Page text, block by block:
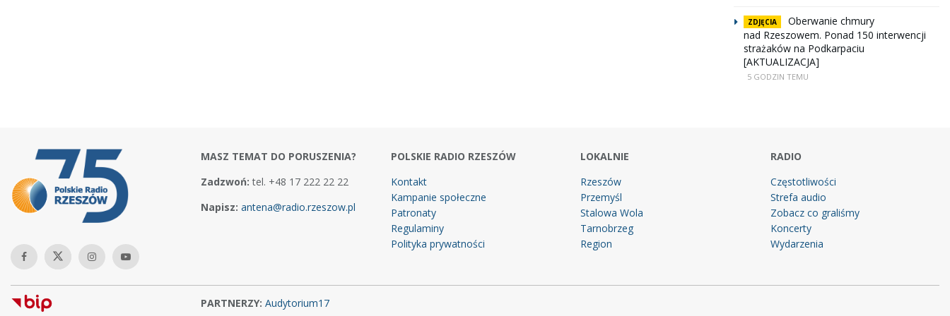
ZDJĘCIA
Oberwanie chmury
nad Rzeszowem. Ponad 150 interwencji
strażaków na Podkarpaciu
[AKTUALIZACJA]
5 GODZIN TEMU
MASZ TEMAT DO PORUSZENIA?
Zadzwoń: tel. +48 17 222 22 22
Napisz: antena@radio.rzeszow.pl
POLSKIE RADIO RZESZÓW
Kontakt
Kampanie społeczne
Patronaty
Regulaminy
Polityka prywatności
LOKALNIE
Rzeszów
Przemyśl
Stalowa Wola
Tarnobrzeg
Region
RADIO
Częstotliwości
Strefa audio
Zobacz co graliśmy
Koncerty
Wydarzenia
PARTNERZY: Audytorium17